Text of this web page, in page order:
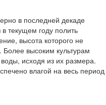
в последней декаде
текущем году полить
высота которого не
высоким культурам
исходя из их размера.
влагой на весь период